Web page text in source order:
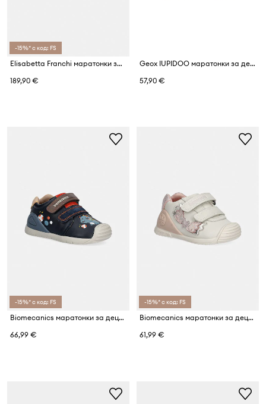
-15%* с код: FS
Elisabetta Franchi маратонки за деца от велур
189,90 €
Geox IUPIDOO маратонки за деца
57,90 €
-15%* с код: FS
Biomecanics маратонки за деца от кожа
66,99 €
-15%* с код: FS
Biomecanics маратонки за деца от кожа
61,99 €